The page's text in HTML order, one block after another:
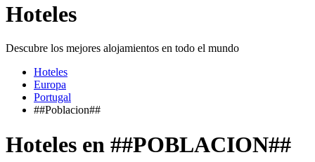
Hoteles
Descubre los mejores alojamientos en todo el mundo
Hoteles
Europa
Portugal
##Poblacion##
Hoteles en ##POBLACION##